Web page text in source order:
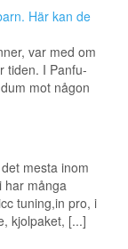
Här kan de
var med om
tiden. I Panfu-
mot någon
mesta inom
har många
tuning,in pro, i
kjolpaket, [...]